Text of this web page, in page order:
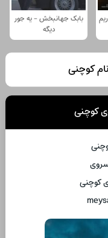
بابک جهانبخش - یه جور
دیگه
کوچنی
کوچنی
کوچنی